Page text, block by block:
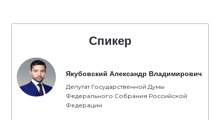
Спикер
Якубовский Александр Владимирович
Депутат Государственной Думы
Федерального Собрания Российской
Федерации